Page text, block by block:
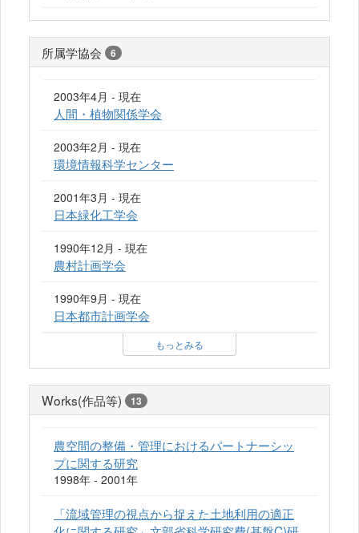
所属学協会 6
2003年4月 - 現在
人間・植物関係学会
2003年2月 - 現在
環境情報科学センター
2001年3月 - 現在
日本緑化工学会
1990年12月 - 現在
農村計画学会
1990年9月 - 現在
日本都市計画学会
もっとみる
Works(作品等) 13
農空間の整備・管理におけるパートナーシッ
プに関する研究
1998年 - 2001年
「流域管理の視点から捉えた土地利用の適正